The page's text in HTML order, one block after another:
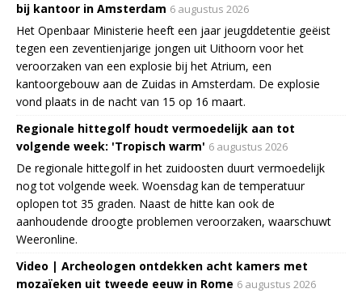
bij kantoor in Amsterdam 6 augustus 2026
Het Openbaar Ministerie heeft een jaar jeugddetentie geëist
tegen een zeventienjarige jongen uit Uithoorn voor het
veroorzaken van een explosie bij het Atrium, een
kantoorgebouw aan de Zuidas in Amsterdam. De explosie
vond plaats in de nacht van 15 op 16 maart.
Regionale hittegolf houdt vermoedelijk aan tot
volgende week: 'Tropisch warm' 6 augustus 2026
De regionale hittegolf in het zuidoosten duurt vermoedelijk
nog tot volgende week. Woensdag kan de temperatuur
oplopen tot 35 graden. Naast de hitte kan ook de
aanhoudende droogte problemen veroorzaken, waarschuwt
Weeronline.
Video | Archeologen ontdekken acht kamers met
mozaïeken uit tweede eeuw in Rome 6 augustus 2026